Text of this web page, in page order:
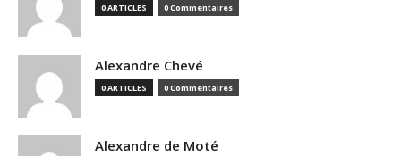
0 ARTICLES 0 Commentaires
Alexandre Chevé
0 ARTICLES 0 Commentaires
Alexandre de Moté